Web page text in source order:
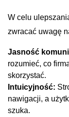
W celu
zwracać⁤ uwagę⁣
Jasność
rozumieć, co
skorzystać.
Intuicyjność:
nawigacji, a
szuka.